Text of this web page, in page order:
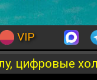
VIP
цифровые